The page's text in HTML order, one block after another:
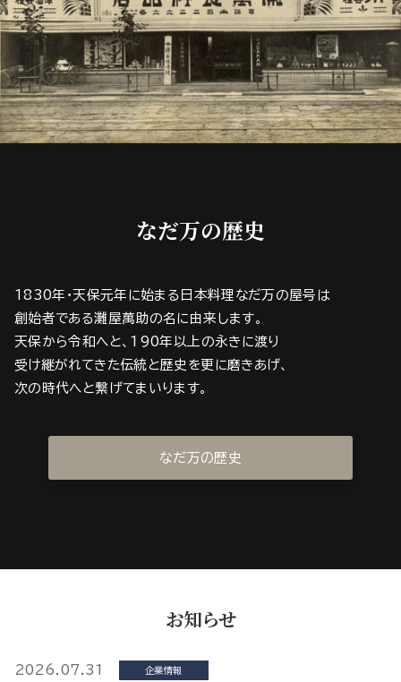
なだ万の歴史
1830年・天保元年に始まる日本料理なだ万の屋号は
創始者である灘屋萬助の名に由来します。
天保から令和へと、190年以上の永きに渡り
受け継がれてきた伝統と歴史を更に磨きあげ、
次の時代へと繋げてまいります。
なだ万の歴史
お知らせ
2026.07.31 企業情報